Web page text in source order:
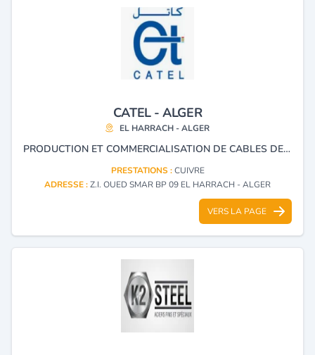
CATEL - ALGER
EL HARRACH - ALGER
PRODUCTION ET COMMERCIALISATION DE CABLES DE TELECOMMUNICATION, D’INSTRUMENTATION EN CUIVRE ET EN FIBRE OPTIQUE, AINSI QUE DE CABLES SPECIAUX DESTINES AUX SYSTEMES DE COMMANDE ET DE CONTROLE.
PRESTATIONS :CUIVRE
ADRESSE :Z.I. OUED SMAR BP 09 EL HARRACH - ALGER
VERS LA PAGE